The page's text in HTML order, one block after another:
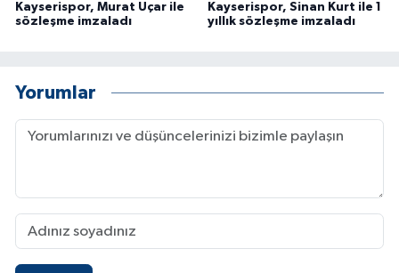
Kayserispor, Murat Uçar ile
sözleşme imzaladı
Kayserispor, Sinan Kurt ile 1
yıllık sözleşme imzaladı
Yorumlar